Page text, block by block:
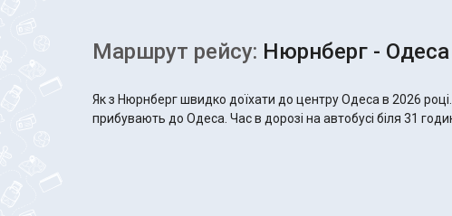
Маршрут рейсу: Нюрнберг - Одеса
Як з Нюрнберг швидко доїхати до центру Одеса в 2026
прибувають до Одеса. Час в дорозі на автобусі біля 31